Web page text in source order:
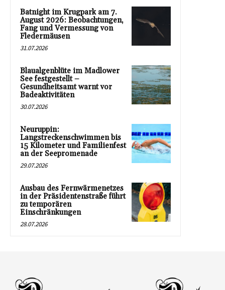
Batnight im Krugpark am 7.
August 2026: Beobachtungen,
Fang und Vermessung von
Fledermäusen
31.07.2026
Blaualgenblüte im Madlower
See festgestellt –
Gesundheitsamt warnt vor
Badeaktivitäten
30.07.2026
Neuruppin:
Langstreckenschwimmen bis
15 Kilometer und Familienfest
an der Seepromenade
29.07.2026
Ausbau des Fernwärmenetzes
in der Präsidentenstraße führt
zu temporären
Einschränkungen
28.07.2026